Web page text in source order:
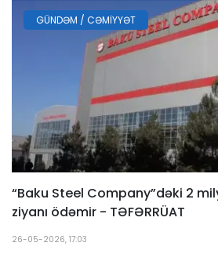
GÜNDƏM / CƏMIYYƏT
“Baku Steel Company”dəki 2
ziyanı ödəmir - TƏFƏRRÜAT
26-05-2026, 17:03